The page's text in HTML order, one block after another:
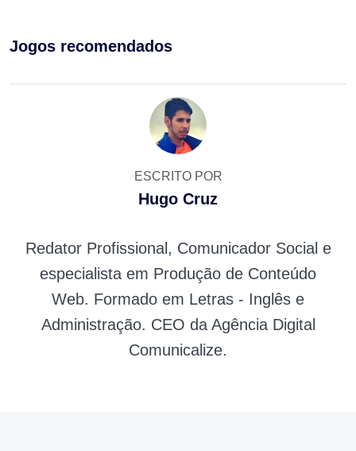
Jogos recomendados
ESCRITO POR
Hugo Cruz
Redator Profissional, Comunicador Social e
especialista em Produção de Conteúdo
Web. Formado em Letras - Inglês e
Administração. CEO da Agência Digital
Comunicalize.